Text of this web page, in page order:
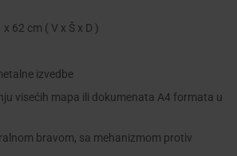
62 cm ( V x Š x D )
izvedbe
visećih mapa ili dokumenata A4 formata u
bravom, sa mehanizmom protiv